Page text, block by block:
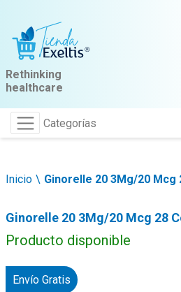
Rethinking
healthcare
Categorías
Inicio Ginorelle 20 3Mg/20 Mcg
Ginorelle 20 3Mg/20 Mcg 28
Producto disponible
Envío Gratis